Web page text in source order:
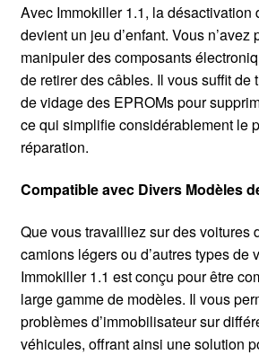
Avec Immokiller 1.1, la désactivation
devient un jeu d’enfant. Vous n’avez
manipuler des composants
de retirer des câbles. Il vous suffit de
de vidage des EPROMs pour
ce qui simplifie considérablement le
réparation.
Compatible avec Divers Modèles
Que vous travailliez sur des voitures
camions légers ou d’autres types de
Immokiller 1.1 est conçu pour être
large gamme de modèles. Il vous
problèmes d’immobilisateur sur
véhicules, offrant ainsi une solution